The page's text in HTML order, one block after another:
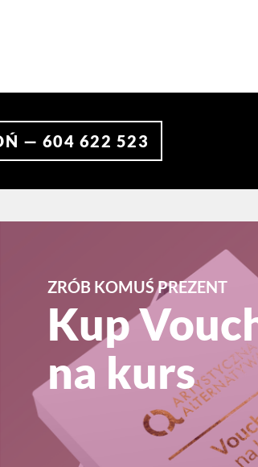
— 604 622 523
ZRÓB KOMUŚ PREZENT
Kup
na kurs